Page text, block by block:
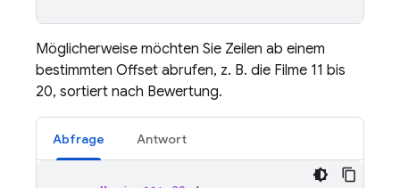
Möglicherweise möchten Sie Zeilen ab einem
bestimmten Offset abrufen, z. B. die Filme 11 bis
20, sortiert nach Bewertung.
Abfrage Antwort